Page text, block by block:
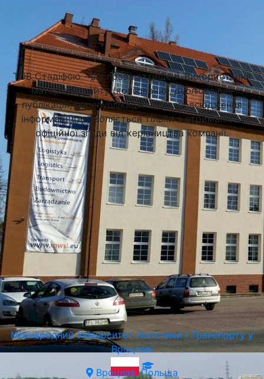
Ягеллонський Університет у Кракові
Краків, Польща
Міжнародний Університет Логістики і Транспорту у
Вроцлаві
Вроцлав, Польща
Підібрати університет
ТОВ Стадіфою - всі права захищені. Використання
матеріалів сайту (копіювання, дублювання,
публікація, перепублікація чи розповсюдження
інформації) дозволяється тільки з отриманням
офіційної згоди від керівництва компанії.